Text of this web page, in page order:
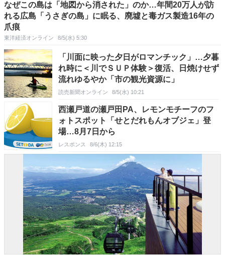
なぜこの島は「地図から消された」のか…年間20万人が訪
れる広島「うさぎの島」に眠る、廃墟と毒ガス製造16年の
爪痕
東洋経済オンライン 8/5(水) 5:30
「川面に映った夕日がロマンチック」…夕暮
れ時に＜川でＳＵＰ体験＞復活、日焼けせず
流れゆるやか「市の観光資源に」
読売新聞オンライン 8/5(水) 10:21
西瀬戸道の瀬戸田PA、レモンモチーフのフ
ォトスポット「せとだれもんオブジェ」登
場…8月7日から
レスポンス 8/6(木) 12:15